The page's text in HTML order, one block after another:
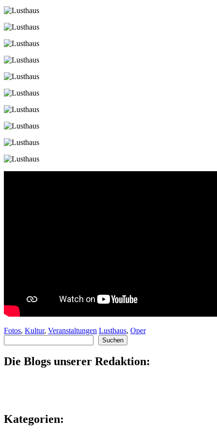
Fotos, Kultur, Veranstaltungen Lusthaus, Oper
Suchen
Die Blogs unserer Redaktion:
Kategorien: